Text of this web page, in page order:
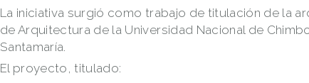
La iniciativa surgió como trabajo de titulación de la
de Arquitectura de la Universidad Nacional de
Santamaría.
El proyecto, titulado: